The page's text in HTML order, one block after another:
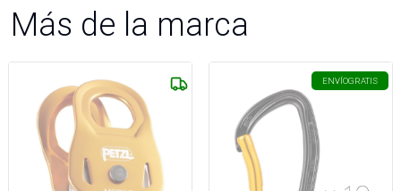
Más de la marca
ENVÍOGRATIS